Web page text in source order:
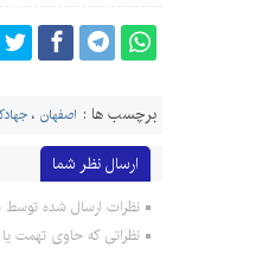
برچسب ها : اصفهان ،
ارسال نظر شما
نظرات ارسال شده توسط
نظراتی که حاوی تهمت